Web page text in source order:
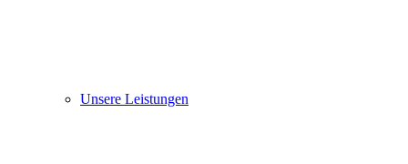
Unsere Leistungen